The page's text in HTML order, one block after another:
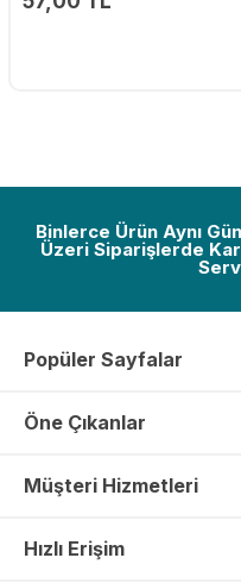
Binlerce Ürün Aynı
Üzeri Siparişlerde
Popüler Sayfalar
Öne Çıkanlar
Müşteri Hizmetleri
Hızlı Erişim